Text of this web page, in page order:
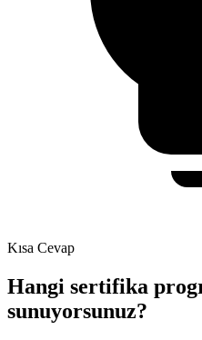
Kısa Cevap
Hangi sertifika
sunuyorsunuz?